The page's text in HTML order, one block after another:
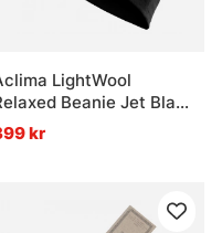
LightWool
Beanie Jet Black
kr